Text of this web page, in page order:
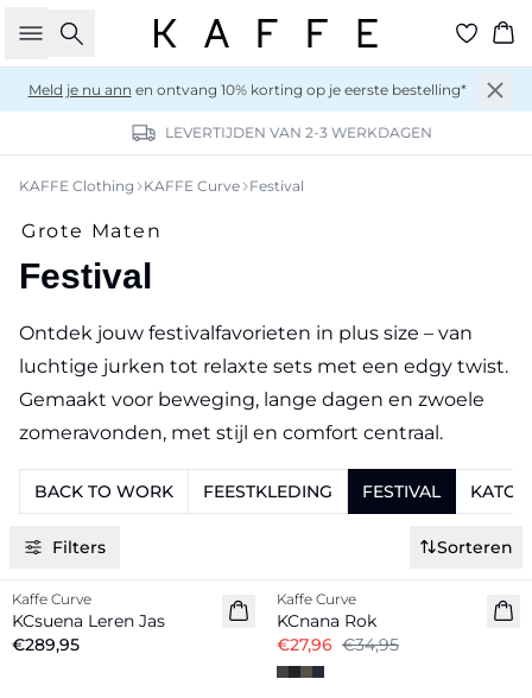
Zoeken
Meld je nu ann en ontvang 10% korting op je eerste bestelling*
LEVERTIJDEN VAN 2-3 WERKDAGEN
KAFFE Clothing KAFFE Curve Festival
Festival
Grote Maten
Ontdek jouw festivalfavorieten in plus size – van
luchtige jurken tot relaxte sets met een edgy twist.
Gemaakt voor beweging, lange dagen en zwoele
zomeravonden, met stijl en comfort centraal.
BACK TO WORK FEESTKLEDING FESTIVAL
Filters Sorteren
Nieuw
Kaffe Curve
KCsuena Leren Jas
€289,95
Kaffe Curve
KCnana Rok
€27,96 €34,95